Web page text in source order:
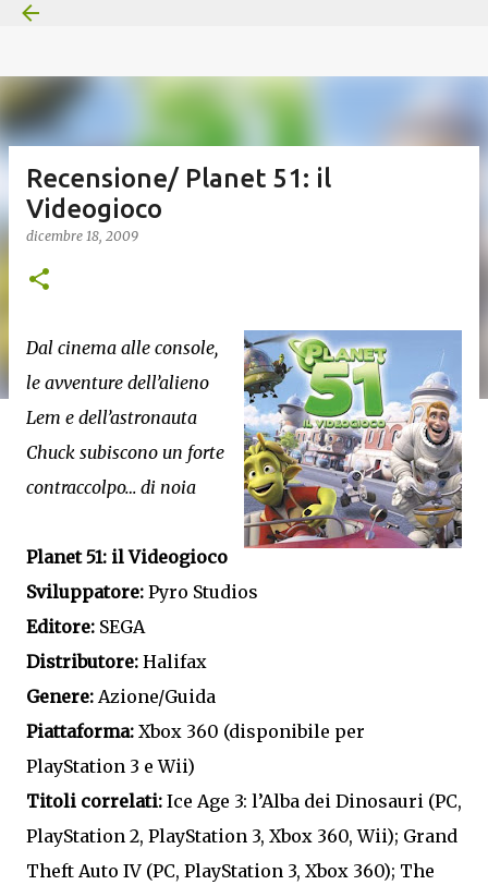
Recensione/ Planet 51: il
Videogioco
dicembre 18, 2009
Dal cinema alle console,
le avventure dell’alieno
Lem e dell’astronauta
Chuck subiscono un forte
contraccolpo… di noia
Planet 51: il Videogioco
Sviluppatore: Pyro Studios
Editore: SEGA
Distributore: Halifax
Genere: Azione/Guida
Piattaforma: Xbox 360 (disponibile per
PlayStation 3 e Wii)
Titoli correlati: Ice Age 3: l’Alba dei Dinosauri (PC,
PlayStation 2, PlayStation 3, Xbox 360, Wii); Grand
Theft Auto IV (PC, PlayStation 3, Xbox 360); The